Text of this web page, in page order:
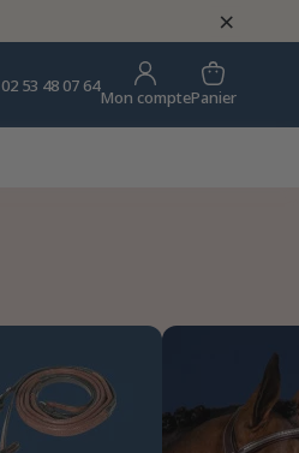
×
02 53 48 07 64
Mon comptePanier